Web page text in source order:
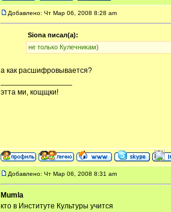
Добавлено: Чт Мар 06, 2008 8:28 am
Siona писал(а):
не только Кулечникам)
а как расшифровывается?
этта ми, кощщки!
Добавлено: Чт Мар 06, 2008 8:31 am
Mumla
кто в Институте Культуры учится